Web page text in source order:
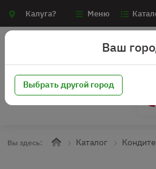
Калуга? Меню
Вы здесь: Каталог
Ваш
Выбрать другой город